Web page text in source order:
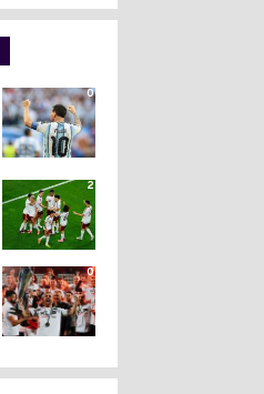
0
2
0